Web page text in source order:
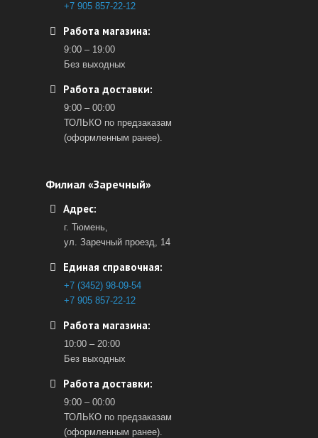
+7 905 857-22-12
Работа магазина:
9:00 – 19:00
Без выходных
Работа доставки:
9:00 – 00:00
ТОЛЬКО по предзаказам
(оформленным ранее).
Филиал «Заречный»
Адрес:
г. Тюмень,
ул. Заречный проезд, 14
Единая справочная:
+7 (3452) 98-09-54
+7 905 857-22-12
Работа магазина:
10:00 – 20:00
Без выходных
Работа доставки:
9:00 – 00:00
ТОЛЬКО по предзаказам
(оформленным ранее).